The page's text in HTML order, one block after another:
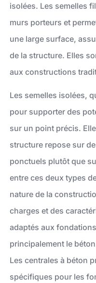
isolées. Les semelles
murs porteurs et
une large surface,
de la structure. Elles
aux constructions
Les semelles isolées,
pour supporter des
sur un point précis.
structure repose sur
ponctuels plutôt que
entre ces deux types
nature de la
charges et des
adaptés aux
principalement le
Les centrales à béton
spécifiques pour les